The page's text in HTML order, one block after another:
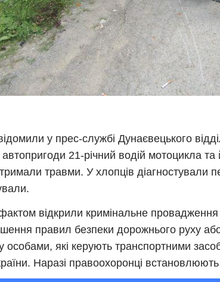
у прес-службі Дунаєвецького
автопригоди 21-річний водій мотоцикла та
травми. У хлопців діагностували
відкрили кримінальне провадження
правил безпеки дорожнього руху або
особами, які керують транспортними
Наразі правоохоронці